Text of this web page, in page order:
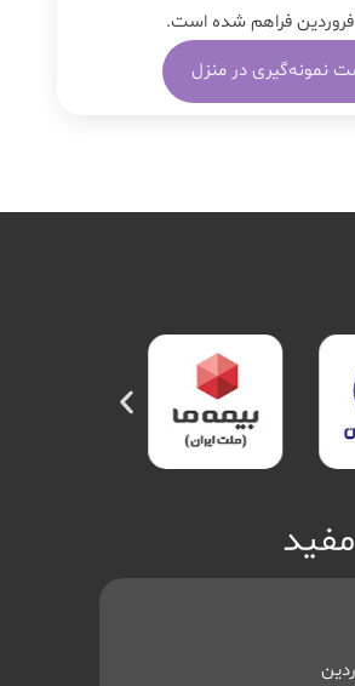
فروردین فراهم شده است.
نمونه‌گیری در منزل